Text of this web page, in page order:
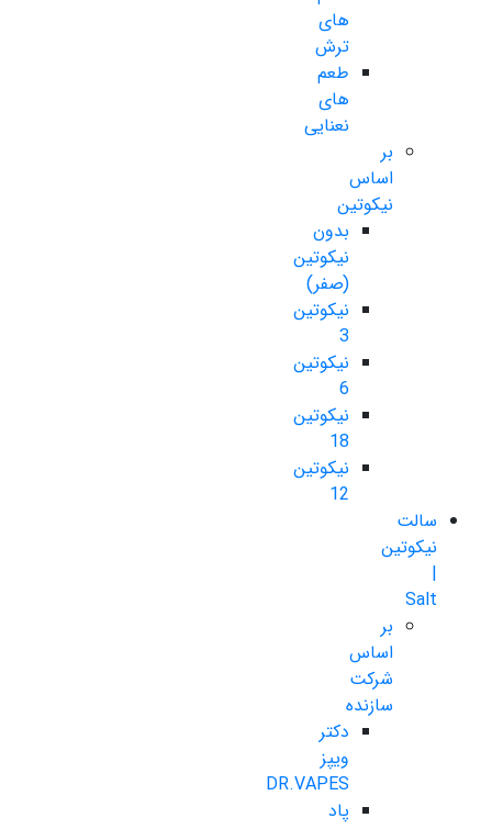
های
ترش
طعم
های
نعنایی
بر
اساس
نیکوتین
بدون
نیکوتین
(صفر)
نیکوتین
3
نیکوتین
6
نیکوتین
18
نیکوتین
12
سالت
نیکوتین
|
Salt
بر
اساس
شرکت
سازنده
دکتر
ویپز
DR.VAPES
پاد